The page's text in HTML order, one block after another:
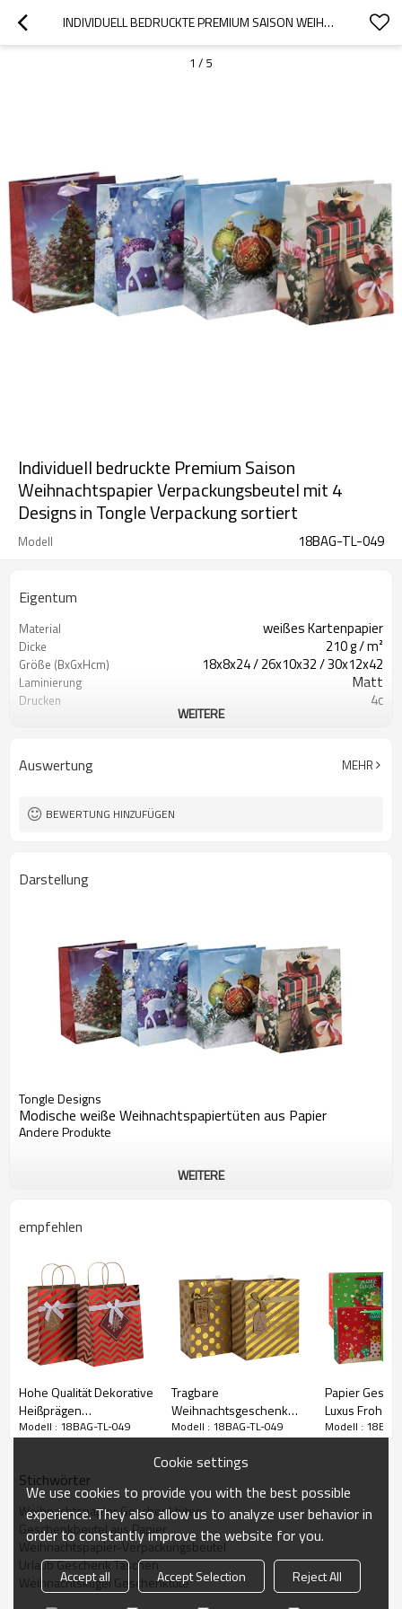
INDIVIDUELL BEDRUCKTE PREMIUM SAISON WEIHNACHTSPAPIER VERPACKUNGSBEUTEL MIT 4 DESIGNS IN TONGLE VERPACKUNG SORTIERT
1 / 5
Individuell bedruckte Premium Saison
Weihnachtspapier Verpackungsbeutel mit 4
Designs in Tongle Verpackung sortiert
Modell 18BAG-TL-049
Eigentum
Material weißes Kartenpapier
Dicke 210 g / m²
Größe (BxGxHcm) 18x8x24 / 26x10x32 / 30x12x42
Laminierung Matt
Drucken 4c
WEITERE
Auswertung MEHR
BEWERTUNG HINZUFÜGEN
Darstellung
Tongle Designs
Modische weiße Weihnachtspapiertüten aus Papier
Andere Produkte
Weihnachtsgeschenk Papiertüten
WEITERE
empfehlen
Hohe Qualität Dekorative
Heißprägen
Weihnachten Braun
Tongle Verpackung
Modell : 18BAG-TL-049
Tragbare
Weihnachtsgeschenk
Verpackung Schöne
unterschiedlicher Größe
in Tongle Verpackung
Modell : 18BAG-TL-049
Papier
Luxus Frohe
Weihnachten
Modell :
Stichwörter
Weihnachtspapier Geschenktüten
Geschenkbeutel aus Papier
Weihnachtspapier-Verpackungsbeutel
Urlaub Geschenk Taschen
Weihnachtskugel Geschenktüte
Cookie settings
We use cookies to provide you with the best possible
experience. They also allow us to analyze user behavior in
order to constantly improve the website for you.
Accept all Accept Selection
Reject All